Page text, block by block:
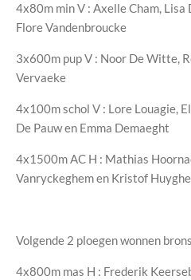
4x80m min V : Axelle Cham, Lisa
Flore Vandenbroucke
3x600m pup V : Noor De Witte,
Vervaeke
4x100m schol V : Lore Louagie,
De Pauw en Emma Demaeght
4x1500m AC H : Mathias
Vanryckeghem en Kristof Huyghe
Volgende 2 ploegen wonnen
4x800m mas H : Frederik